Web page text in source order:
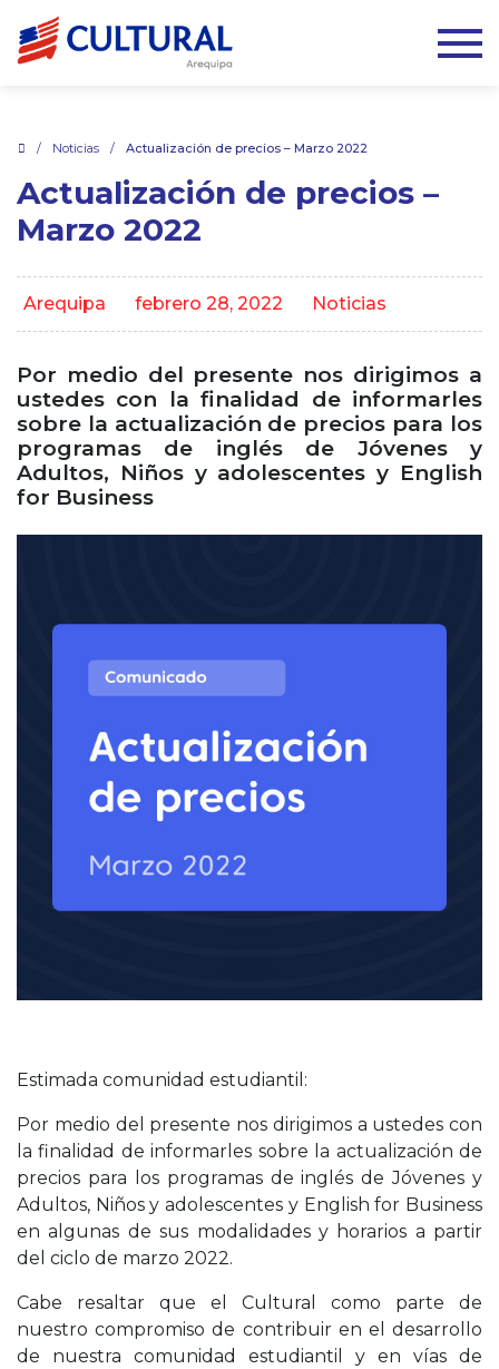
/ Noticias / Actualización de precios – Marzo 2022
Actualización de precios –
Marzo 2022
Arequipa febrero 28, 2022 Noticias
Por medio del presente nos dirigimos a
ustedes con la finalidad de informarles
sobre la actualización de precios para los
programas de inglés de Jóvenes y
Adultos, Niños y adolescentes y English
for Business
Estimada comunidad estudiantil:
Por medio del presente nos dirigimos a ustedes con
la finalidad de informarles sobre la actualización de
precios para los programas de inglés de Jóvenes y
Adultos, Niños y adolescentes y English for Business
en algunas de sus modalidades y horarios a partir
del ciclo de marzo 2022.
Cabe resaltar que el Cultural como parte de
nuestro compromiso de contribuir en el desarrollo
de nuestra comunidad estudiantil y en vías de